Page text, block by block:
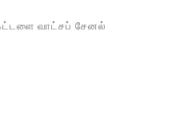
வாட்சப் சேனல்